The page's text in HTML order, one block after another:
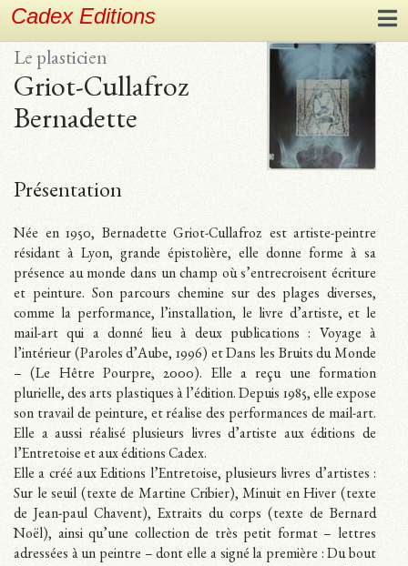
Cadex Editions
Le plasticien
Griot-Cullafroz
Bernadette
Présentation
Née en 1950, Bernadette Griot-Cullafroz est artiste-peintre
résidant à Lyon, grande épistolière, elle donne forme à sa
présence au monde dans un champ où s’entrecroisent écriture
et peinture. Son parcours chemine sur des plages diverses,
comme la performance, l’installation, le livre d’artiste, et le
mail-art qui a donné lieu à deux publications : Voyage à
l’intérieur (Paroles d’Aube, 1996) et Dans les Bruits du Monde
– (Le Hêtre Pourpre, 2000). Elle a reçu une formation
plurielle, des arts plastiques à l’édition. Depuis 1985, elle expose
son travail de peinture, et réalise des performances de mail-art.
Elle a aussi réalisé plusieurs livres d’artiste aux éditions de
l’Entretoise et aux éditions Cadex.
Elle a créé aux Editions l’Entretoise, plusieurs livres d’artistes :
Sur le seuil (texte de Martine Cribier), Minuit en Hiver (texte
de Jean-paul Chavent), Extraits du corps (texte de Bernard
Noël), ainsi qu’une collection de très petit format – lettres
adressées à un peintre – dont elle a signé la première : Du bout